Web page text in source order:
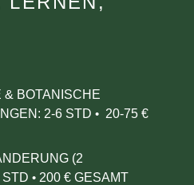
& BOTANISCHE
2-6 STD• 20-75 €
(2
STD• 200 € GESAMT